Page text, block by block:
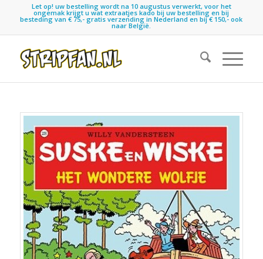
Let op! uw bestelling wordt na 10 augustus verwerkt, voor het
ongemak krijgt u wat extraatjes kado bij uw bestelling en bij
besteding van € 75,- gratis verzending in Nederland en bij € 150,- ook
naar België.